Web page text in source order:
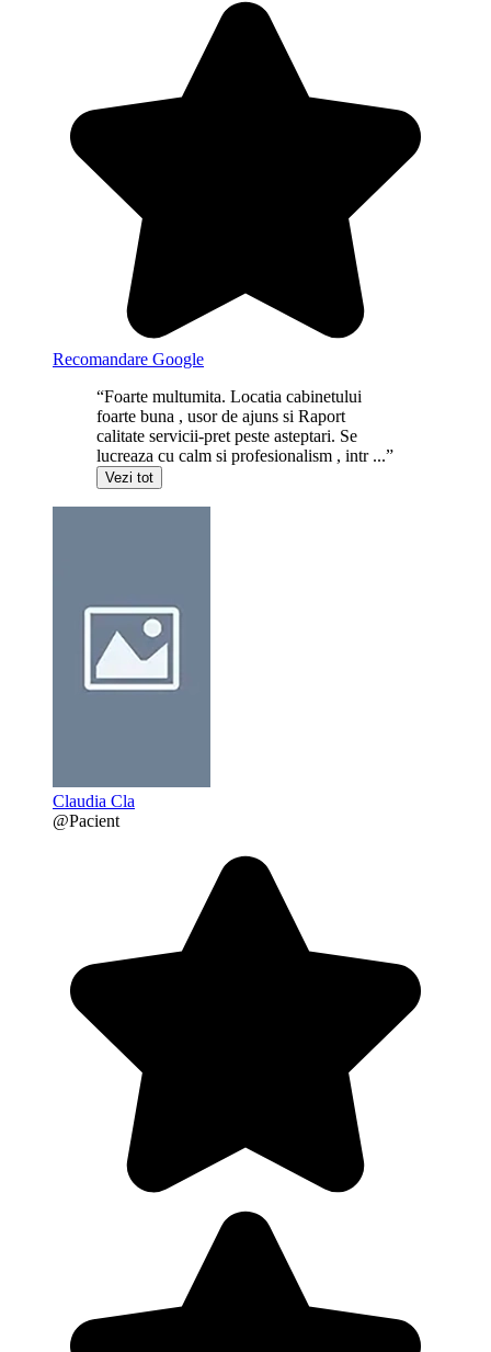
Recomandare Google
“Foarte multumita. Locatia cabinetului
foarte buna , usor de ajuns si Raport
calitate servicii-pret peste asteptari. Se
lucreaza cu calm si profesionalism , intr ...”
Vezi tot
Claudia Cla
@Pacient